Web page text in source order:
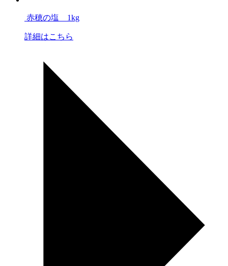
赤穂の塩 1kg
詳細はこちら